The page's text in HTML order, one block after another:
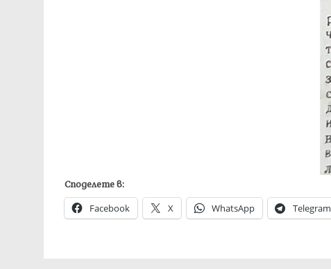
Споделете в:
Facebook X WhatsApp Telegram